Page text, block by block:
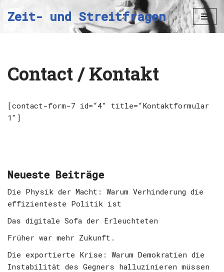
Zeit- und Streitfragen
Contact / Kontakt
[contact-form-7 id=“4″ title=“Kontaktformular
1″]
Neueste Beiträge
Die Physik der Macht: Warum Verhinderung die
effizienteste Politik ist
Das digitale Sofa der Erleuchteten
Früher war mehr Zukunft.
Die exportierte Krise: Warum Demokratien die
Instabilität des Gegners halluzinieren müssen